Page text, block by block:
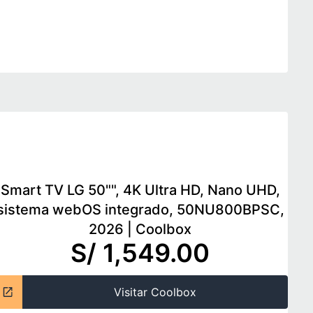
Smart TV LG 50"", 4K Ultra HD, Nano UHD,
webOS integrado, 50NU800BPSC,
2026
Coolbox
S/ 1,549.00
Visitar Coolbox